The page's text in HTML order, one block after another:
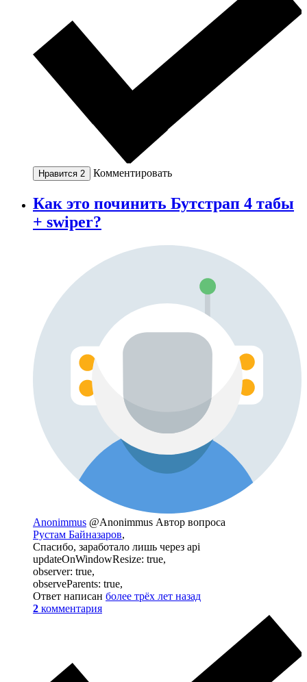
Нравится 2 Комментировать
Как это починить Бутстрап 4 табы
+ swiper?
Anonimmus @Anonimmus Автор вопроса
Рустам Байназаров,
Спасибо, заработало лишь через api
updateOnWindowResize: true,
observer: true,
observeParents: true,
Ответ написан более трёх лет назад
2 комментария